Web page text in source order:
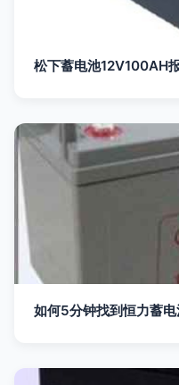
松下蓄电池12V100AH
如何5分钟找到恒力蓄